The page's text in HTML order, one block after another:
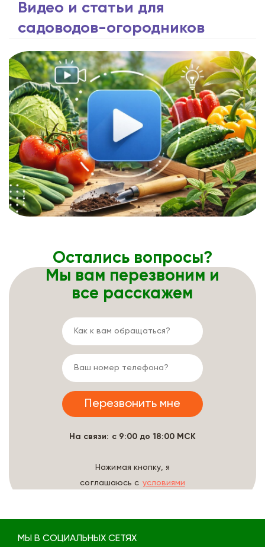
Видео и статьи для
садоводов-огородников
Остались вопросы?
Мы вам перезвоним и
все расскажем
На связи: с 9:00 до 18:00 МСК
Нажимая кнопку, я
соглашаюсь с условиями
МЫ В СОЦИАЛЬНЫХ СЕТЯХ